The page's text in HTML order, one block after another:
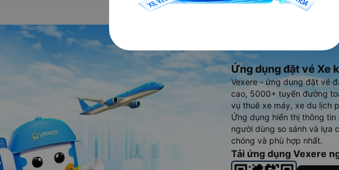
Ứng dụng đặt vé Xe
Vexere - ứng dụng đặt vé
cao, 5000+ tuyến đường
vụ thuê xe máy, xe du lịch
Ứng dụng hiển thị thông
người dùng so sánh và lựa
chóng và phù hợp nhất.
Tải ứng dụng Vexere